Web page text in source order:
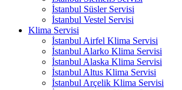
İstanbul Süsler Servisi
İstanbul Vestel Servisi
Klima Servisi
İstanbul Airfel Klima Servisi
İstanbul Alarko Klima Servisi
İstanbul Alaska Klima Servisi
İstanbul Altus Klima Servisi
İstanbul Arçelik Klima Servisi